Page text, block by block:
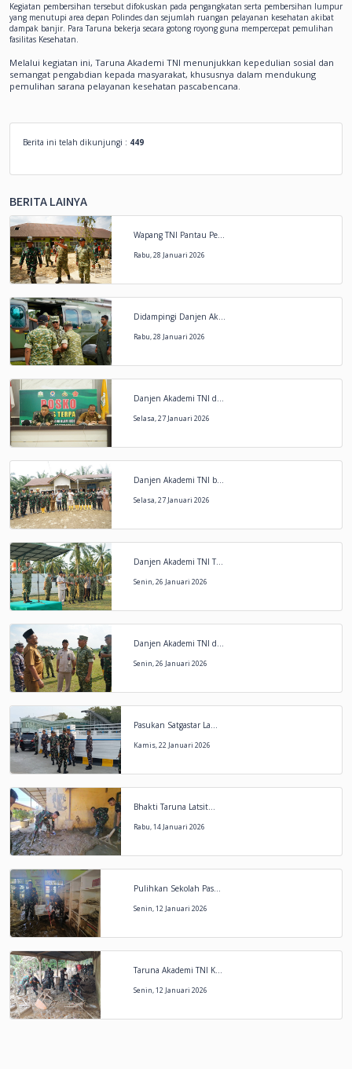
Kegiatan pembersihan tersebut difokuskan pada pengangkatan serta pembersihan lumpur
yang menutupi area depan Polindes dan sejumlah ruangan pelayanan kesehatan akibat
dampak banjir. Para Taruna bekerja secara gotong royong guna mempercepat pemulihan
fasilitas Kesehatan.
Melalui kegiatan ini, Taruna Akademi TNI menunjukkan kepedulian sosial dan
semangat pengabdian kepada masyarakat, khususnya dalam mendukung
pemulihan sarana pelayanan kesehatan pascabencana.
Berita ini telah dikunjungi : 449
BERITA LAINYA
Wapang TNI Pantau Pe...
Rabu, 28 Januari 2026
Didampingi Danjen Ak...
Rabu, 28 Januari 2026
Danjen Akademi TNI d...
Selasa, 27 Januari 2026
Danjen Akademi TNI b...
Selasa, 27 Januari 2026
Danjen Akademi TNI T...
Senin, 26 Januari 2026
Danjen Akademi TNI d...
Senin, 26 Januari 2026
Pasukan Satgastar La...
Kamis, 22 Januari 2026
Bhakti Taruna Latsit...
Rabu, 14 Januari 2026
Pulihkan Sekolah Pas...
Senin, 12 Januari 2026
Taruna Akademi TNI K...
Senin, 12 Januari 2026